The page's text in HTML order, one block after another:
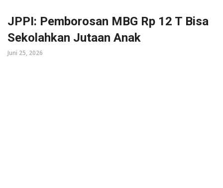
JPPI: Pemborosan MBG Rp 12 T Bisa
Sekolahkan Jutaan Anak
Juni 25, 2026